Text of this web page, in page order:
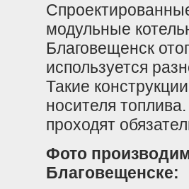
модульные
Благовещенск
используется
Такие
носителя
проходят
Фото
Благовещенске: